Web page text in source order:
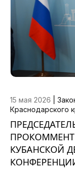
15 мая 2026
Краснодарского
КУБАНСКОЙ